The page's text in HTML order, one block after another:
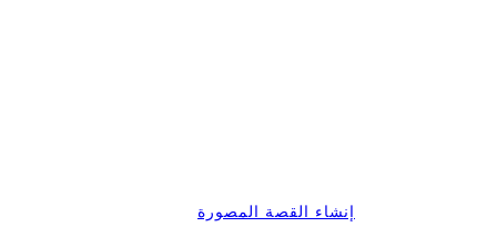
إنشاء القصة المصورة